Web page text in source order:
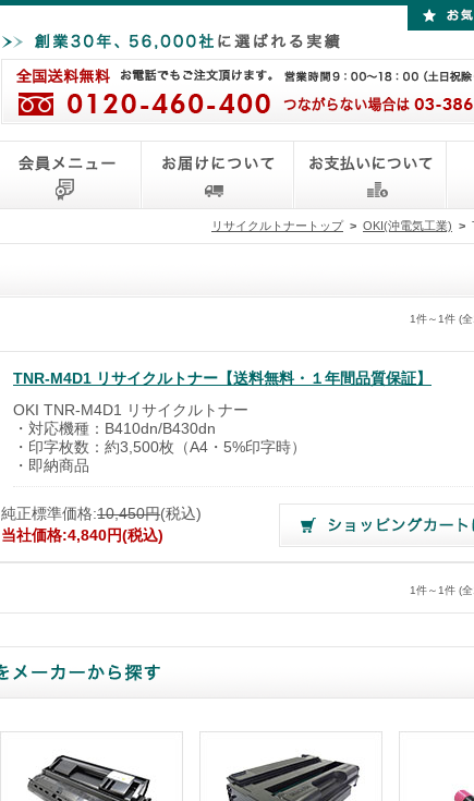
リサイクルトナートップ > OKI(沖電気工業) >
1件～1件 (
TNR-M4D1 リサイクルトナー【送料無料・１年間品質保証】
OKI TNR-M4D1 リサイクルトナー
・対応機種：B410dn/B430dn
・印字枚数：約3,500枚（A4・5%印字時）
・即納商品
純正標準価格:10,450円(税込)
当社価格:4,840円(税込)
1件～1件 (